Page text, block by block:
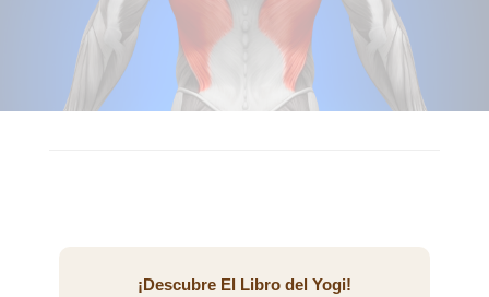
¡Descubre El Libro del Yogi!